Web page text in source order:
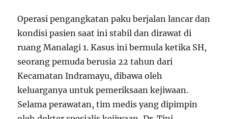
Operasi pengangkatan paku berjalan lancar dan
kondisi pasien saat ini stabil dan dirawat di
ruang Manalagi 1. Kasus ini bermula ketika SH,
seorang pemuda berusia 22 tahun dari
Kecamatan Indramayu, dibawa oleh
keluarganya untuk pemeriksaan kejiwaan.
Selama perawatan, tim medis yang dipimpin